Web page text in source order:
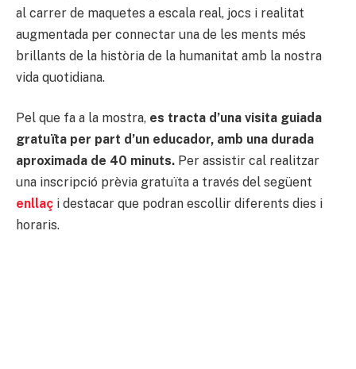
al carrer de maquetes a escala real, jocs i realitat
augmentada per connectar una de les ments més
brillants de la història de la humanitat amb la nostra
vida quotidiana.
Pel que fa a la mostra, es tracta d’una visita guiada
gratuïta per part d’un educador, amb una durada
aproximada de 40 minuts. Per assistir cal realitzar
una inscripció prèvia gratuïta a través del següent
enllaç i destacar que podran escollir diferents dies i
horaris.